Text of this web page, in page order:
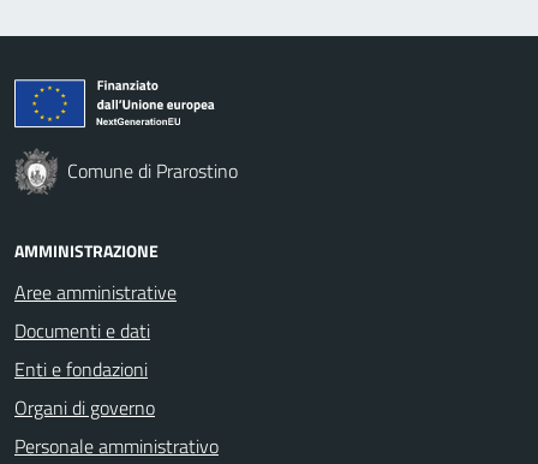
Comune di Prarostino
AMMINISTRAZIONE
Aree amministrative
Documenti e dati
Enti e fondazioni
Organi di governo
Personale amministrativo